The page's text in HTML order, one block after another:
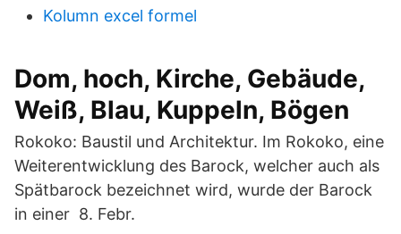
Kolumn excel formel
Dom, hoch, Kirche, Gebäude,
Weiß, Blau, Kuppeln, Bögen
Rokoko: Baustil und Architektur. Im Rokoko, eine
Weiterentwicklung des Barock, welcher auch als
Spätbarock bezeichnet wird, wurde der Barock
in einer 8. Febr.